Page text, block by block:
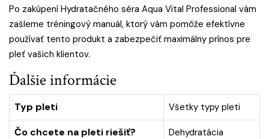
Po zakúpení Hydratačného séra Aqua Vital Professional vám
zašleme tréningový manuál, ktorý vám pomôže efektívne
používať tento produkt a zabezpečiť maximálny prínos pre
pleť vašich klientov.
Ďalšie informácie
Typ pleti Všetky typy pleti
Čo chcete na pleti riešiť? Dehydratácia